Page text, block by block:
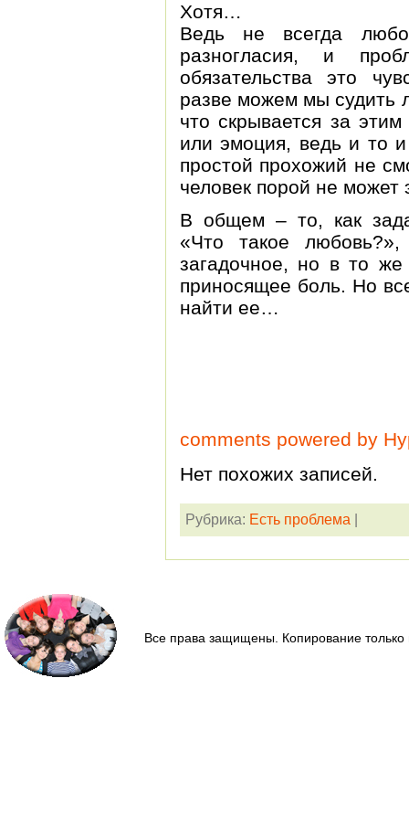
Хотя…
Ведь не всегда
разногласия, и
обязательства это
разве можем мы судить
что скрывается за
или эмоция, ведь и то
простой прохожий не
человек порой не может
В общем – то, как
«Что такое
загадочное, но в то же
приносящее боль. Но
найти ее…
comments powered by
Нет похожих записей.
Рубрика: Есть проблема
Все права защищены. Копирование только